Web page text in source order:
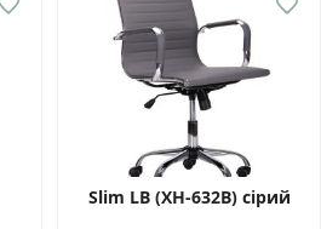
Slim LB (XH-632B) сірий